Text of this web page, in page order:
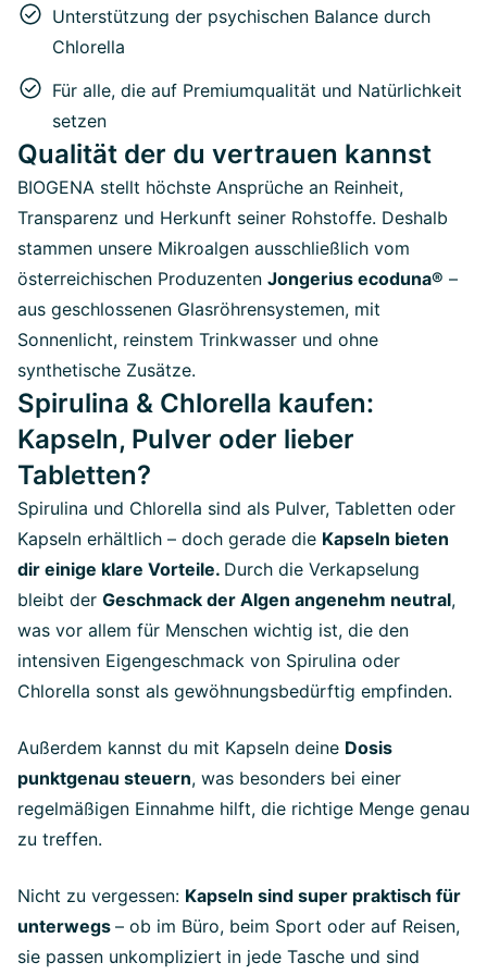
Unterstützung der psychischen Balance durch
Chlorella
Für alle, die auf Premiumqualität und Natürlichkeit
setzen
Qualität der du vertrauen kannst
BIOGENA stellt höchste Ansprüche an Reinheit,
Transparenz und Herkunft seiner Rohstoffe. Deshalb
stammen unsere Mikroalgen ausschließlich vom
österreichischen Produzenten Jongerius ecoduna® –
aus geschlossenen Glasröhrensystemen, mit
Sonnenlicht, reinstem Trinkwasser und ohne
synthetische Zusätze.
Spirulina & Chlorella kaufen:
Kapseln, Pulver oder lieber
Tabletten?
Spirulina und Chlorella sind als Pulver, Tabletten oder
Kapseln erhältlich – doch gerade die Kapseln bieten
dir einige klare Vorteile. Durch die Verkapselung
bleibt der Geschmack der Algen angenehm neutral,
was vor allem für Menschen wichtig ist, die den
intensiven Eigengeschmack von Spirulina oder
Chlorella sonst als gewöhnungsbedürftig empfinden.
Außerdem kannst du mit Kapseln deine Dosis
punktgenau steuern, was besonders bei einer
regelmäßigen Einnahme hilft, die richtige Menge genau
zu treffen.
Nicht zu vergessen: Kapseln sind super praktisch für
unterwegs – ob im Büro, beim Sport oder auf Reisen,
sie passen unkompliziert in jede Tasche und sind